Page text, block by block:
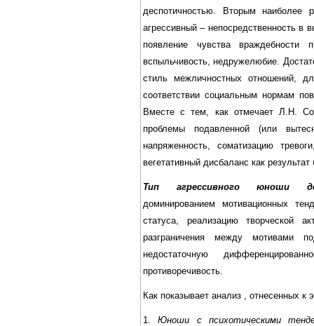
деспотичностью. Вторым наиболее
агрессивный – непосредственность в
появление чувства враждебности
вспыльчивость, недружелюбие.
стиль межличностных отношений,
соответствии социальным нормам
Вместе с тем, как отмечает Л.Н.
проблемы подавленной (или
напряженность, соматизацию
вегетативный дисбаланс как
Тип агрессивного юноши
доминированием мотивационных
статуса, реализацию творческой
разграничения между мотивами
недостаточную
противоречивость.
Как показывает анализ , отнесенных к
1.Юноши с психотическими